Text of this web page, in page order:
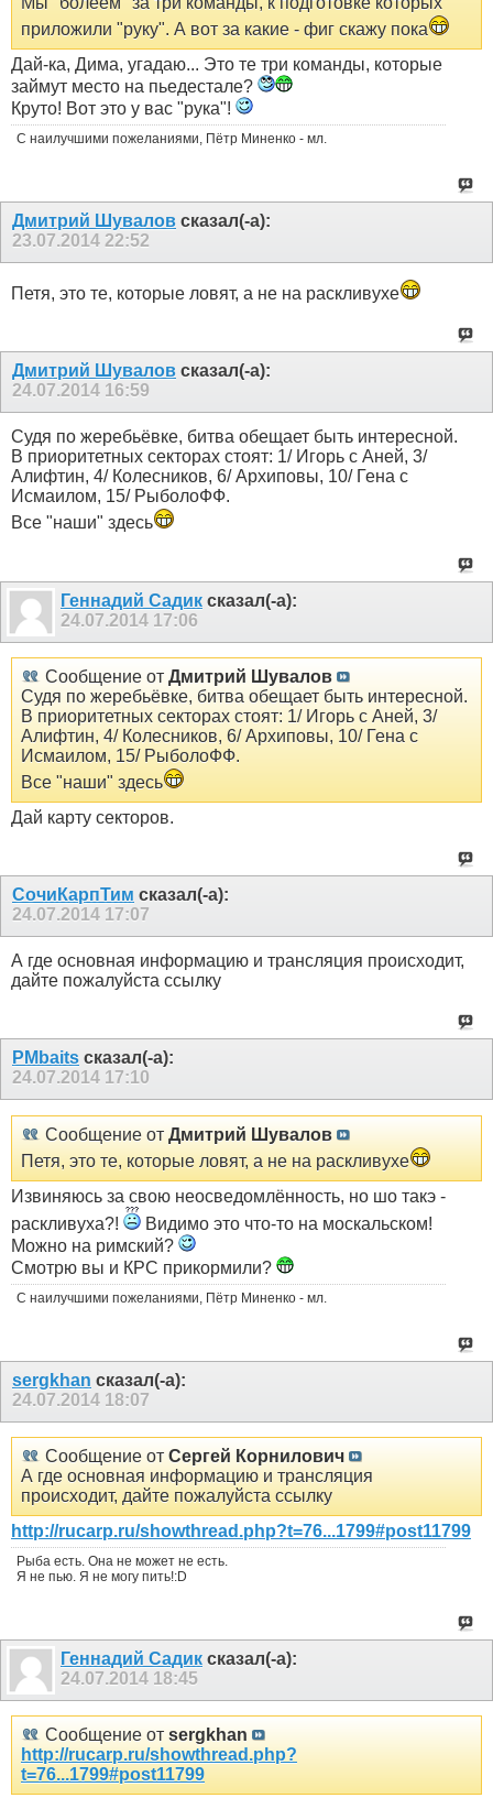
приложили "руку". А вот за какие - фиг скажу пока
Дай-ка, Дима, угадаю... Это те три команды, которые
займут место на пьедестале?
Круто! Вот это у вас "рука"!
С наилучшими пожеланиями, Пётр Миненко - мл.
Дмитрий Шувалов сказал(-а):
23.07.2014 22:52
Петя, это те, которые ловят, а не на раскливухе
Дмитрий Шувалов сказал(-а):
24.07.2014 16:59
Судя по жеребьёвке, битва обещает быть интересной.
В приоритетных секторах стоят: 1/ Игорь с Аней, 3/
Алифтин, 4/ Колесников, 6/ Архиповы, 10/ Гена с
Исмаилом, 15/ РыболоФФ.
Все "наши" здесь
Геннадий Садик сказал(-а):
24.07.2014 17:06
Сообщение от Дмитрий Шувалов
Судя по жеребьёвке, битва обещает быть интересной.
В приоритетных секторах стоят: 1/ Игорь с Аней, 3/
Алифтин, 4/ Колесников, 6/ Архиповы, 10/ Гена с
Исмаилом, 15/ РыболоФФ.
Все "наши" здесь
Дай карту секторов.
СочиКарпТим сказал(-а):
24.07.2014 17:07
А где основная информацию и трансляция происходит,
дайте пожалуйста ссылку
PMbaits сказал(-а):
24.07.2014 17:10
Сообщение от Дмитрий Шувалов
Петя, это те, которые ловят, а не на раскливухе
Извиняюсь за свою неосведомлённость, но шо такэ -
раскливуха?!
Видимо это что-то на москальском!
Можно на римский?
Смотрю вы и КРС прикормили?
С наилучшими пожеланиями, Пётр Миненко - мл.
sergkhan сказал(-а):
24.07.2014 18:07
Сообщение от Сергей Корнилович
А где основная информацию и трансляция
происходит, дайте пожалуйста ссылку
http://rucarp.ru/showthread.php?t=76...1799#post11799
Рыба есть. Она не может не есть.
Я не пью. Я не могу пить!:D
Геннадий Садик сказал(-а):
24.07.2014 18:45
Сообщение от sergkhan
http://rucarp.ru/showthread.php?
t=76...1799#post11799